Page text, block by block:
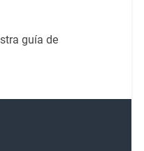
guía de